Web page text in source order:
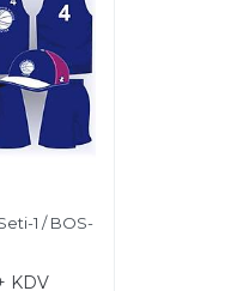
1 / BOS-
KDV